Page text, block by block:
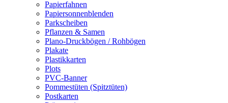
Papierfahnen
Papiersonnenblenden
Parkscheiben
Pflanzen & Samen
Plano-Druckbögen / Rohbögen
Plakate
Plastikkarten
Plots
PVC-Banner
Pommestüten (Spitztüten)
Postkarten